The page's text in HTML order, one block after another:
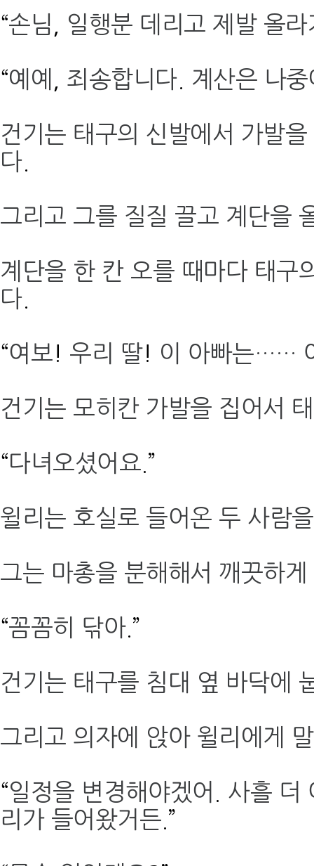
“손님 일행분 데리고 제발 올
“예예 죄송합니다. 계산은 나
건기는 태구의 신발에서 가발
다.
그리고 그를 질질 끌고 계단을
계단을 한 칸 오를 때마다 태구
다.
“여보! 우리 딸! 이 아빠는……
건기는 모히칸 가발을 집어서
“다녀오셨어요 .”
윌리는 호실로 들어온 두 사람
그는 마총을 분해해서 깨끗하
“꼼꼼히 닦아.”
건기는 태구를 침대 옆 바닥에
그리고 의자에 앉아 윌리에게
“일정을 변경해야겠어
사흘 더
리가 들어왔거든 .”